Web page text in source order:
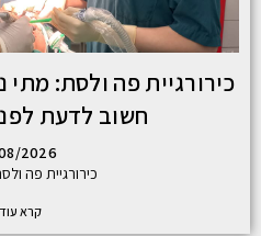
כירורגיית פה ולסת:
חשוב לדעת
2026
כירורגיית פה
קרא